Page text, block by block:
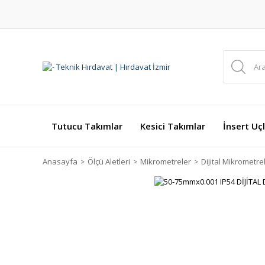
Tutucu Takımlar Kesici Takımlar İnsert
Anasayfa Ölçü Aletleri Mikrometreler Dijital